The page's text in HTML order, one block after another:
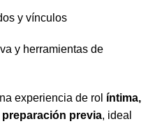
y vínculos
y herramientas de
experiencia de rol íntima,
previa, ideal